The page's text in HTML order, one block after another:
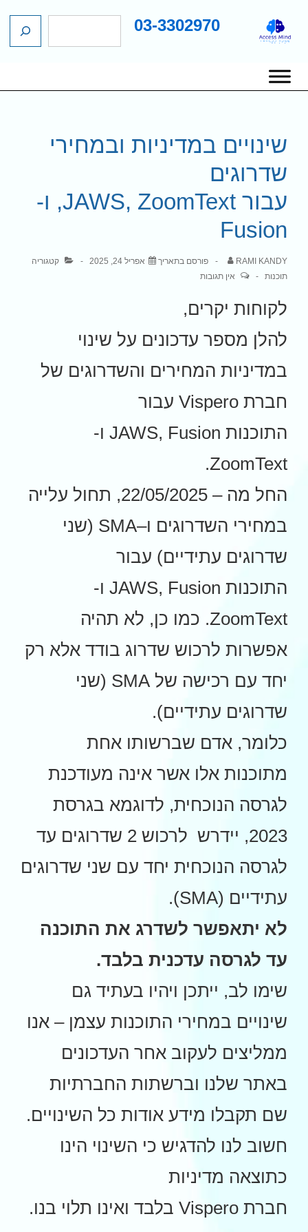
03-3302970
ניווט
ראשי
שינויים במדיניות ובמחירי
שדרוגים
עבור JAWS, ZoomText, ו-
Fusion
RAMI KANDY פורסם בתאריך אפריל 24, 2025
קטגוריה
תוכנות
אין תגובות
לקוחות יקרים,
להלן מספר עדכונים על שינוי
במדיניות המחירים והשדרוגים של
חברת Vispero עבור
התוכנות JAWS, Fusion ו-
ZoomText.
החל מה – 22/05/2025, תחול עלייה
במחירי השדרוגים ו–SMA (שני
שדרוגים עתידיים) עבור
התוכנות JAWS, Fusion ו-
ZoomText. כמו כן, לא תהיה
אפשרות לרכוש שדרוג בודד אלא רק
יחד עם רכישה של SMA (שני
שדרוגים עתידיים).
כלומר, אדם שברשותו אחת
מתוכנות אלו אשר אינה מעודכנת
לגרסה הנוכחית, לדוגמא בגרסת
2023, יידרש לרכוש 2 שדרוגים עד
לגרסה הנוכחית יחד עם שני שדרוגים
עתידיים (SMA).
לא יתאפשר לשדרג את התוכנה
עד לגרסה עדכנית בלבד.
שימו לב, ייתכן ויהיו בעתיד גם
שינויים במחירי התוכנות עצמן – אנו
ממליצים לעקוב אחר העדכונים
באתר שלנו וברשתות החברתיות
שם תקבלו מידע אודות כל השינויים.
חשוב לנו להדגיש כי השינוי הינו
כתוצאה מדיניות
חברת Vispero בלבד ואינו תלוי בנו.